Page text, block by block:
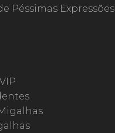
Péssimas Expressões